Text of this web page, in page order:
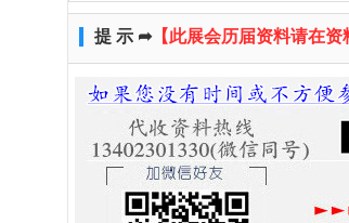
提 示 ➦【此展会历届资料请在资